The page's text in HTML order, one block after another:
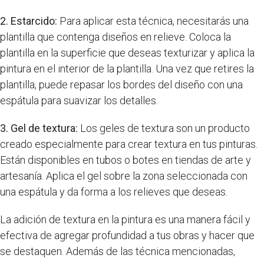
2. Estarcido: Para aplicar esta técnica, necesitarás una
plantilla que contenga diseños en relieve. Coloca la
plantilla en la superficie que deseas texturizar y aplica la
pintura en el interior de la plantilla. Una vez que retires la
plantilla, puede repasar los bordes del diseño con una
espátula para suavizar los detalles.
3. Gel de textura: Los geles de textura son un producto
creado especialmente para crear textura en tus pinturas.
Están disponibles en tubos o botes en tiendas de arte y
artesanía. Aplica el gel sobre la zona seleccionada con
una espátula y da forma a los relieves que deseas.
La adición de textura en la pintura es una manera fácil y
efectiva de agregar profundidad a tus obras y hacer que
se destaquen. Además de las técnica mencionadas,